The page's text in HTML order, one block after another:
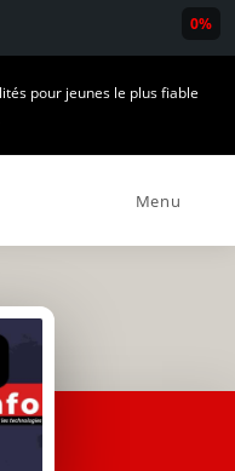
pour jeunes le plus fiable
Menu
0%